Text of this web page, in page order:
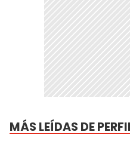
MÁS LEÍDAS DE